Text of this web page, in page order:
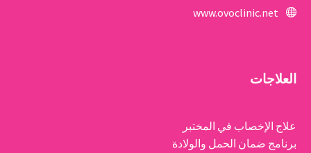
www.ovoclinic.net
العلاجات
علاج الإخصاب في المختبر
برنامج ضمان الحمل والولادة